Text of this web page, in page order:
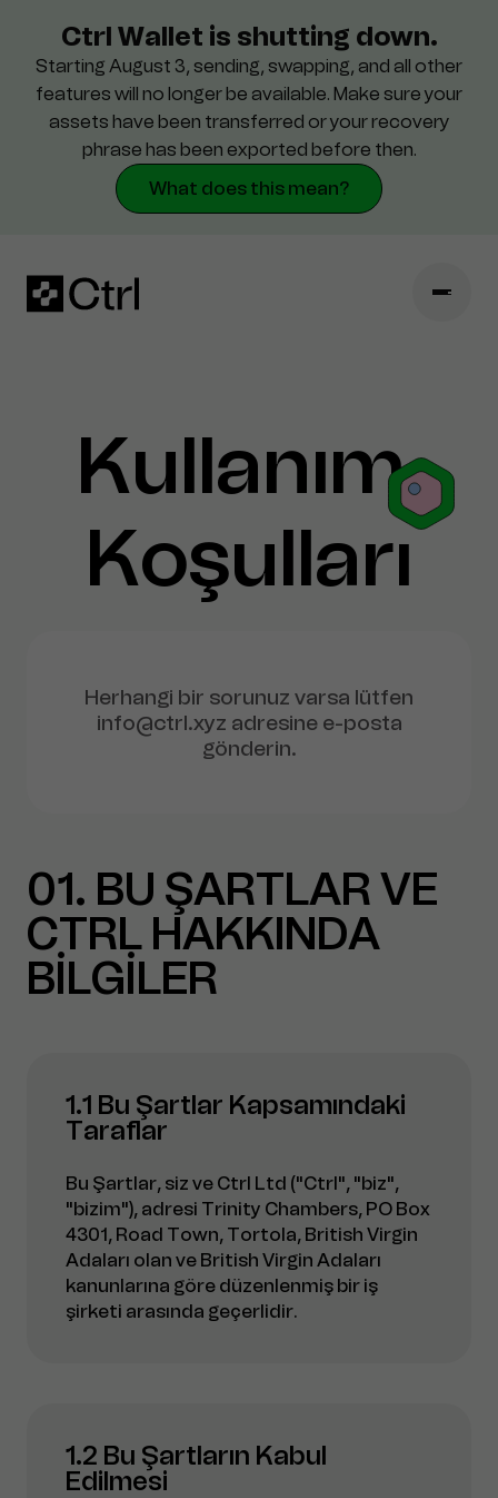
Ctrl Wallet is shutting down.
Starting August 3, sending, swapping, and all other
features will no longer be available. Make sure your
assets have been transferred or your recovery
phrase has been exported before then.
What does this mean?
Destek
Güvenlik
Kullanım
Koşulları
Herhangi bir sorunuz varsa lütfen
info@ctrl.xyz adresine e-posta
gönderin.
01 BU ŞARTLAR VE
CTRL HAKKINDA
BİLGİLER
1.1 Bu Şartlar Kapsamındaki
Taraflar
Bu Şartlar, siz ve Ctrl Ltd ("Ctrl", "biz",
"bizim"), adresi Trinity Chambers, PO Box
4301, Road Town, Tortola, British Virgin
Adaları olan ve British Virgin Adaları
kanunlarına göre düzenlenmiş bir iş
şirketi arasında geçerlidir.
1.2 Bu Şartların Kabul
Edilmesi